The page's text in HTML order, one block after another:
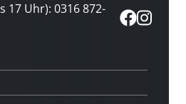
17 Uhr): 0316 872-